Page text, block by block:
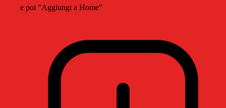
e poi "Aggiungi a Home"